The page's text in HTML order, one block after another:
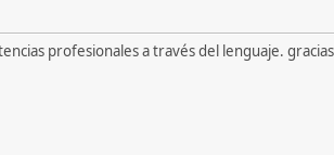
profesionales a través del lenguaje. gracias